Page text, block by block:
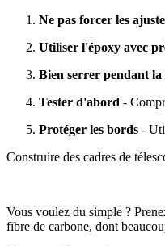
Ne pas forcer les
Utiliser l'époxy avec
Bien serrer pendant
Tester d'abord -
Protéger les bords -
Construire des cadres de
Vous voulez du simple ?
fibre de carbone, dont